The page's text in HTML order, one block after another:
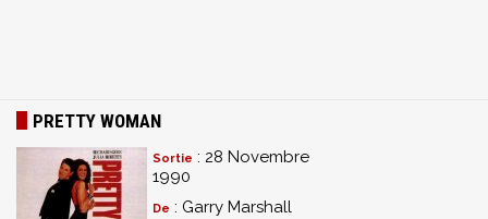
PRETTY WOMAN
Sortie : 28 Novembre
1990
De : Garry Marshall